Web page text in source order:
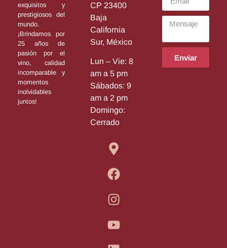
exquisitos y
prestigiosos del
mundo.
¡Brindamos por
25 años de
pasión por el
vino, calidad
incomparable y
momentos
inolvidables
juntos!
CP 23400
Baja
California
Sur, México
Lun – Vie: 8
am a 5 pm
Sábados: 9
am a 2 pm
Domingo:
Cerrado
Enviar